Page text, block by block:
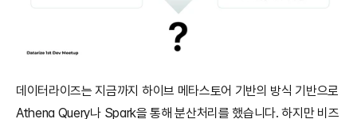
데이터라이즈는 지금까지 하이브 메타스토어 기반의 방식 기반으로
Athena Query나 Spark을 통해 분산처리를 했습니다. 하지만 비즈